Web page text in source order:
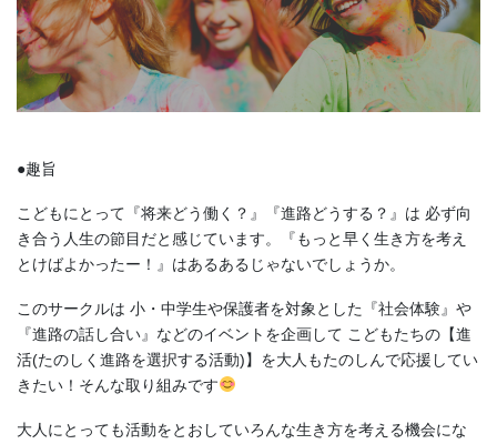
●趣旨
こどもにとって『将来どう働く？』『進路どうする？』は 必ず向
き合う人生の節目だと感じています。『もっと早く生き方を考え
とけばよかったー！』はあるあるじゃないでしょうか。
このサークルは 小・中学生や保護者を対象とした『社会体験』や
『進路の話し合い』などのイベントを企画して こどもたちの【進
活(たのしく進路を選択する活動)】を大人もたのしんで応援してい
きたい！そんな取り組みです
大人にとっても活動をとおしていろんな生き方を考える機会にな